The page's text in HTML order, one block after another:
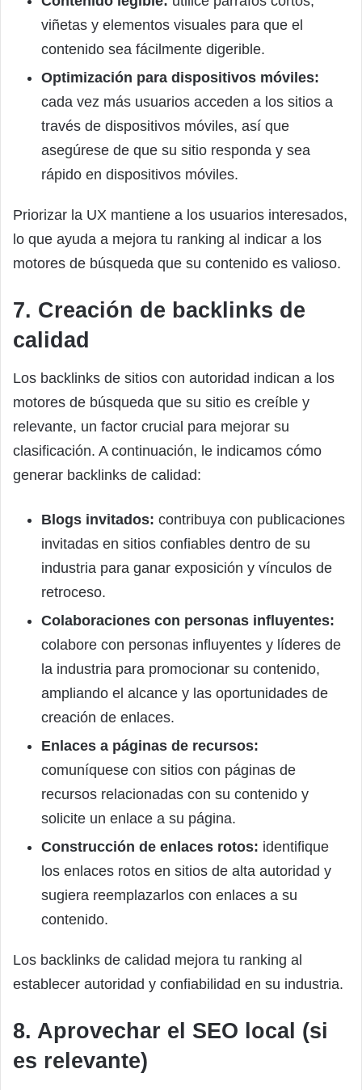
viñetas y elementos visuales para que el
contenido sea fácilmente digerible.
Optimización para dispositivos móviles:
cada vez más usuarios acceden a los sitios a
través de dispositivos móviles, así que
asegúrese de que su sitio responda y sea
rápido en dispositivos móviles.
Priorizar la UX mantiene a los usuarios interesados,
lo que ayuda a mejora tu ranking al indicar a los
motores de búsqueda que su contenido es valioso.
7. Creación de backlinks de
calidad
Los backlinks de sitios con autoridad indican a los
motores de búsqueda que su sitio es creíble y
relevante, un factor crucial para mejorar su
clasificación. A continuación, le indicamos cómo
generar backlinks de calidad:
Blogs invitados: contribuya con publicaciones
invitadas en sitios confiables dentro de su
industria para ganar exposición y vínculos de
retroceso.
Colaboraciones con personas influyentes:
colabore con personas influyentes y líderes de
la industria para promocionar su contenido,
ampliando el alcance y las oportunidades de
creación de enlaces.
Enlaces a páginas de recursos:
comuníquese con sitios con páginas de
recursos relacionadas con su contenido y
solicite un enlace a su página.
Construcción de enlaces rotos: identifique
los enlaces rotos en sitios de alta autoridad y
sugiera reemplazarlos con enlaces a su
contenido.
Los backlinks de calidad mejora tu ranking al
establecer autoridad y confiabilidad en su industria.
8. Aprovechar el SEO local (si
es relevante)